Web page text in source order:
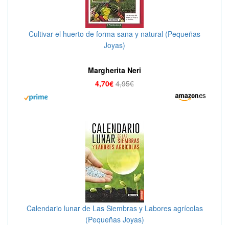
Cultivar el huerto de forma sana y natural (Pequeñas
Joyas)
Margherita Neri
4,70€ 4,95€
Calendario lunar de Las Siembras y Labores agrícolas
(Pequeñas Joyas)